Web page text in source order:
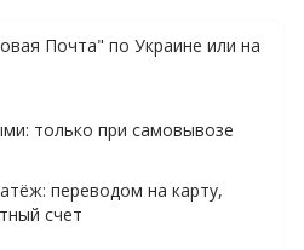
Почта" по Украине или на
только при самовывозе
переводом на карту,
счет